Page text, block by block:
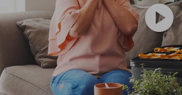
play_circle